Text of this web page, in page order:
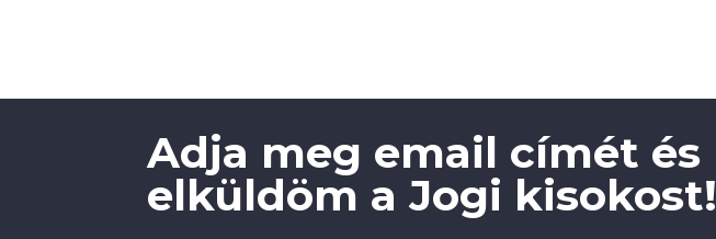
Adja meg email címét és
elküldöm a Jogi kisokost!